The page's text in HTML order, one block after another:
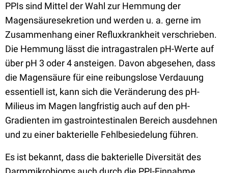
PPIs sind Mittel der Wahl zur Hemmung der
Magensäuresekretion und werden u. a. gerne im
Zusammenhang einer Refluxkrankheit verschrieben.
Die Hemmung lässt die intragastralen pH-Werte auf
über pH 3 oder 4 ansteigen. Davon abgesehen, dass
die Magensäure für eine reibungslose Verdauung
essentiell ist, kann sich die Veränderung des pH-
Milieus im Magen langfristig auch auf den pH-
Gradienten im gastrointestinalen Bereich ausdehnen
und zu einer bakterielle Fehlbesiedelung führen.
Es ist bekannt, dass die bakterielle Diversität des